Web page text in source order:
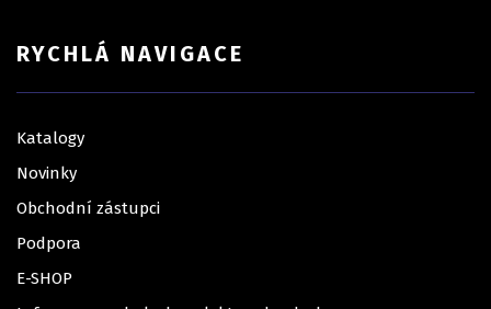
RYCHLÁ NAVIGACE
Katalogy
Novinky
Obchodní zástupci
Podpora
E-SHOP